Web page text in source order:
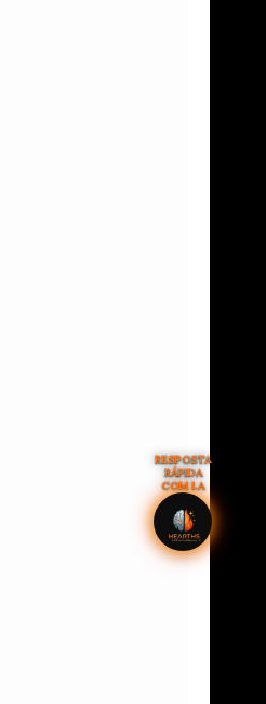
RESPOSTA
RÁPIDA
COM I.A